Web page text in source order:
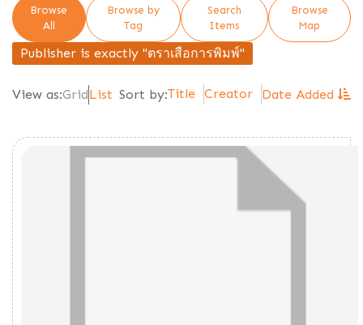
Browse
All
Browse by
Tag
Search
Items
Browse
Map
Publisher is exactly "ตราเสือการพิมพ์"
View as:GridList Sort by:Title Creator Date Added